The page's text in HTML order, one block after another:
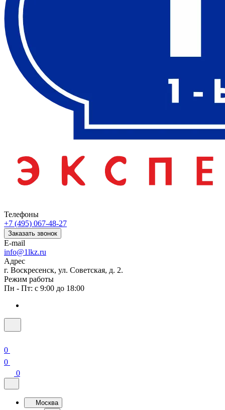
Телефоны
+7 (495) 067-48-27
Заказать звонок
E-mail
info@1lkz.ru
Адрес
г. Воскресенск, ул. Советская, д. 2.
Режим работы
Пн - Пт: с 9:00 до 18:00
0
0
0
Москва